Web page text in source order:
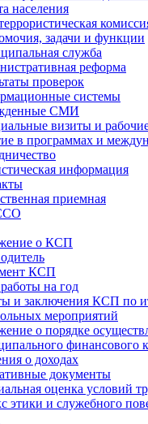
населения
задачи и функции
служба
реформа
проверок
системы
СМИ
визиты и
в программах и
информация
приемная
о КСП
КСП
на год
и заключения КСП по
мероприятий
о порядке
финансового
о доходах
документы
оценка условий
этики и служебного